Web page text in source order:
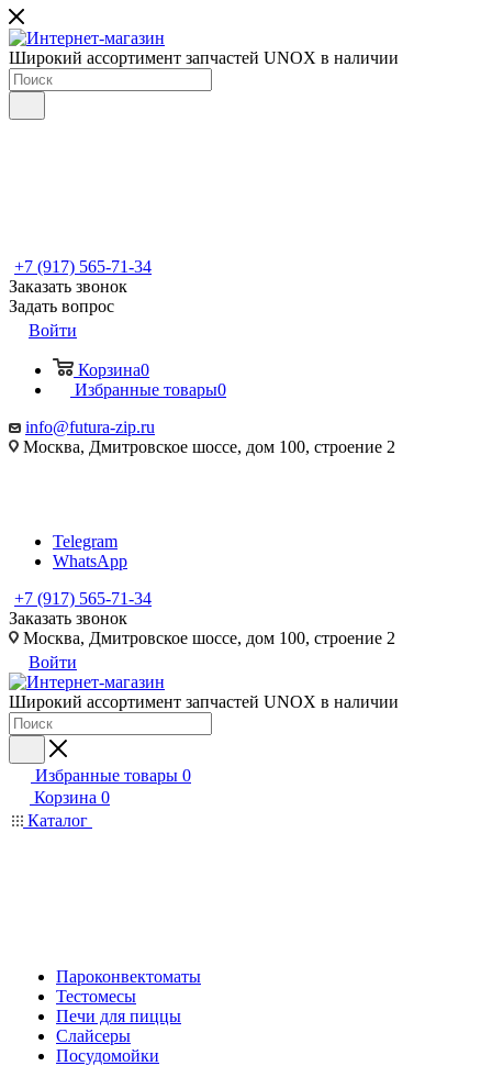
Широкий ассортимент запчастей UNOX в наличии
+7 (917) 565-71-34
Заказать звонок
Задать вопрос
Войти
Корзина0
Избранные товары0
info@futura-zip.ru
Москва, Дмитровское шоссе, дом 100, строение 2
Telegram
WhatsApp
+7 (917) 565-71-34
Заказать звонок
Москва, Дмитровское шоссе, дом 100, строение 2
Войти
Широкий ассортимент запчастей UNOX в наличии
Избранные товары 0
Корзина 0
Каталог
Пароконвектоматы
Тестомесы
Печи для пиццы
Слайсеры
Посудомойки